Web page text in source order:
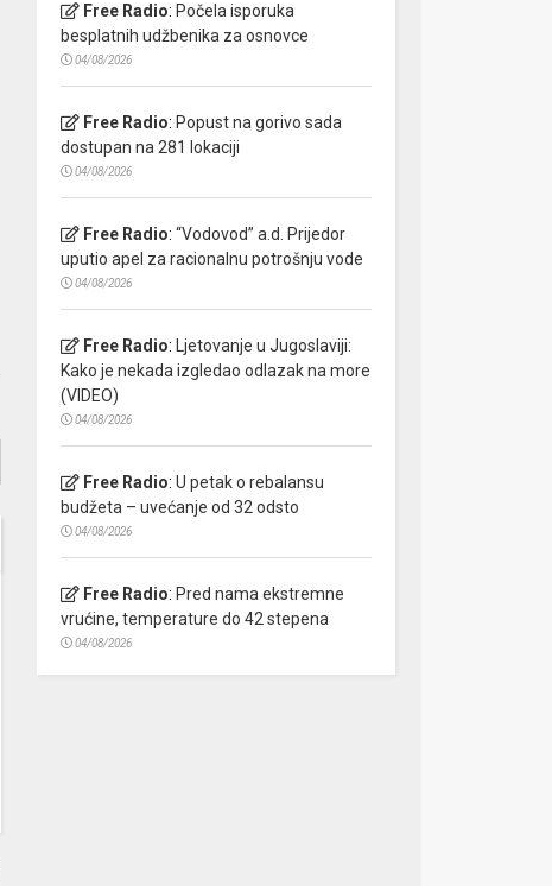
Free Radio: Počela isporuka
besplatnih udžbenika za osnovce
04/08/2026
Free Radio: Popust na gorivo sada
dostupan na 281 lokaciji
04/08/2026
Free Radio: “Vodovod” a.d. Prijedor
uputio apel za racionalnu potrošnju vode
04/08/2026
Free Radio: Ljetovanje u Jugoslaviji:
Kako je nekada izgledao odlazak na more
(VIDEO)
04/08/2026
Free Radio: U petak o rebalansu
budžeta – uvećanje od 32 odsto
04/08/2026
Free Radio: Pred nama ekstremne
vrućine, temperature do 42 stepena
04/08/2026